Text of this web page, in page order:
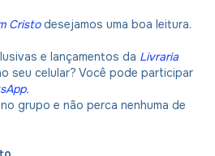
Cristo desejamos uma boa leitura.
e lançamentos da Livraria
seu celular? Você pode participar
.
grupo e não perca nenhuma de